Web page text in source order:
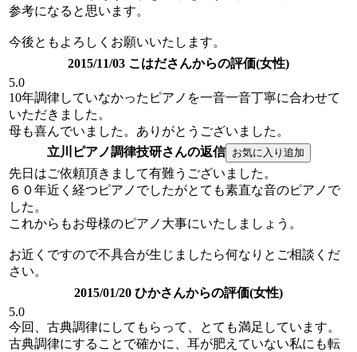
参考になると思います。
今後ともよろしくお願いいたします。
2015/11/03 こはださんからの評価(女性)
5.0
10年調律していなかったピアノを一音一音丁寧に合わせて
いただきました。
母も喜んでいました。ありがとうございました。
立川ピアノ調律技研さんの返信
先日はご依頼頂きまして有難うございました。
６０年近く経つピアノでしたがとても素直な音のピアノで
した。
これからもお母様のピアノ大事にいたしましょう。
お近くですので不具合が生じましたら何なりとご相談くだ
さい。
2015/01/20 ひかさんからの評価(女性)
5.0
今回、古典調律にしてもらって、とても満足しています。
古典調律にすることで確かに、耳が肥えていない私にも転